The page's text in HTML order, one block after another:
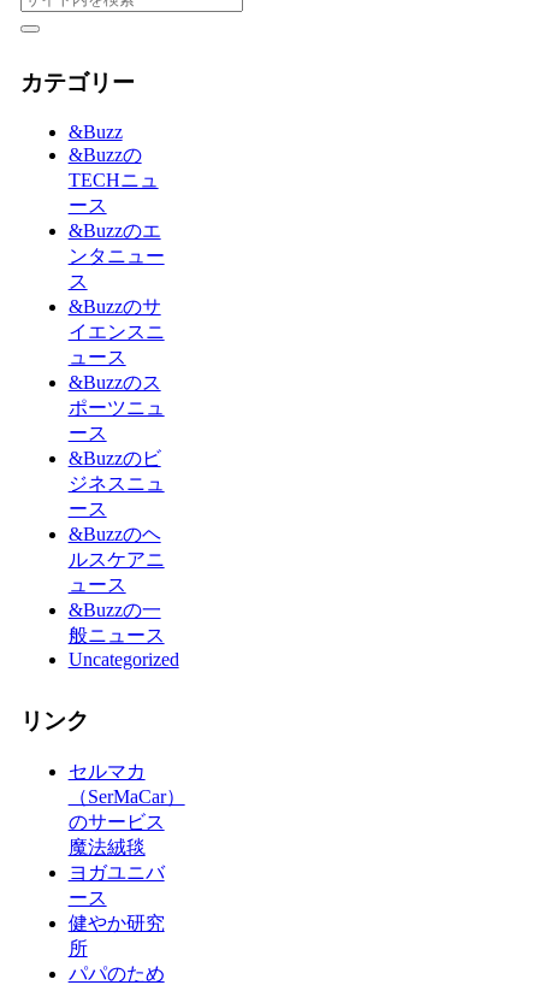
カテゴリー
&Buzz
&Buzzの
TECHニュ
ース
&Buzzのエ
ンタニュー
ス
&Buzzのサ
イエンスニ
ュース
&Buzzのス
ポーツニュ
ース
&Buzzのビ
ジネスニュ
ース
&Buzzのヘ
ルスケアニ
ュース
&Buzzの一
般ニュース
Uncategorized
リンク
セルマカ
（SerMaCar）
のサービス
魔法絨毯
ヨガユニバ
ース
健やか研究
所
パパのため